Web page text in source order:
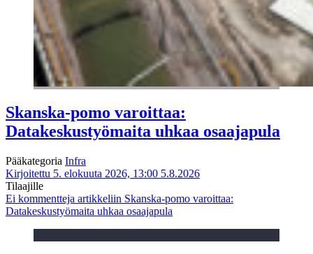
Skanska-pomo varoittaa:
Datakeskustyömaita uhkaa osaajapula
Pääkategoria Infra
Kirjoitettu 5. elokuuta 2026, 13:00 5.8.2026
Tilaajille
Ei kommentteja artikkeliin Skanska-pomo varoittaa:
Datakeskustyömaita uhkaa osaajapula